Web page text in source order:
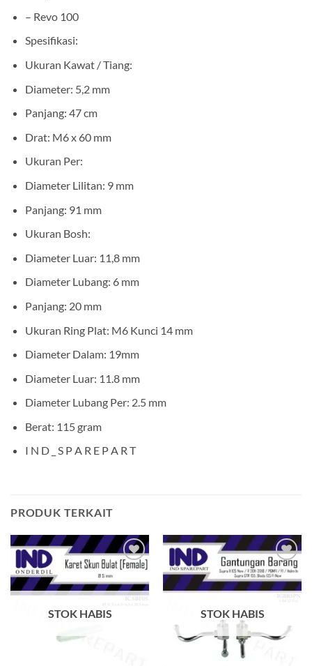
– Revo 100
Spesifikasi:
Ukuran Kawat / Tiang:
Diameter: 5,2 mm
Panjang: 47 cm
Drat: M6 x 60 mm
Ukuran Per:
Diameter Lilitan: 9 mm
Panjang: 91 mm
Ukuran Bosh:
Diameter Luar: 11,8 mm
Diameter Lubang: 6 mm
Panjang: 20 mm
Ukuran Ring Plat: M6 Kunci 14 mm
Diameter Dalam: 19mm
Diameter Luar: 11.8 mm
Diameter Lubang Per: 2.5 mm
Berat: 115 gram
I N D _ S P A R E P A R T
PRODUK TERKAIT
Tambahkan
ke Wishlist
STOK HABIS
Tambahkan
ke Wishlist
STOK HABIS